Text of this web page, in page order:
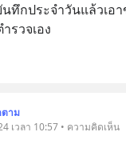
นทึกประจำวันแล้วเอ
รวจเอง
าม
เวลา 10:57 • ความคิดเห็น